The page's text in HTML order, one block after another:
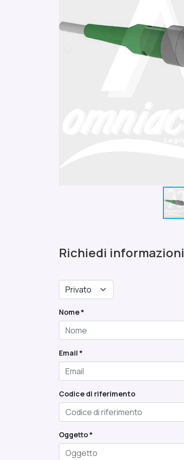
Richiedi informazioni
Nome *
Email *
Codice di riferimento
Oggetto *